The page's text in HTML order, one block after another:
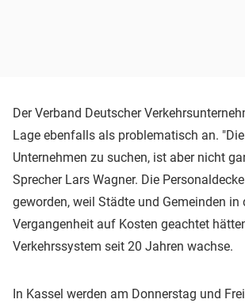
Der Verband Deutscher
Lage ebenfalls als problematisch an.
Unternehmen zu suchen, ist aber nicht
Sprecher Lars Wagner. Die
geworden, weil Städte und Gemeinden in
Vergangenheit auf Kosten geachtet
Verkehrssystem seit 20 Jahren wachse.
In Kassel werden am Donnerstag und